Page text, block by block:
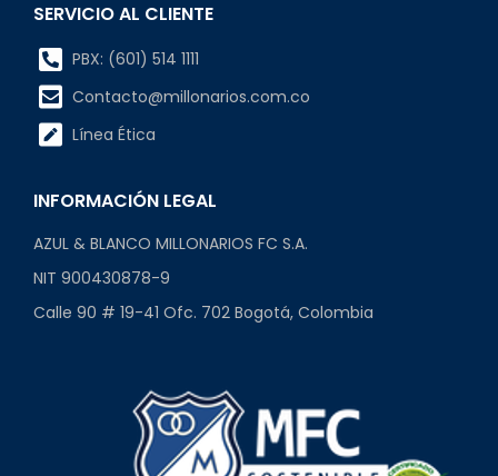
SERVICIO AL CLIENTE
PBX: (601) 514 1111
Contacto@millonarios.com.co
Línea Ética
INFORMACIÓN LEGAL
AZUL & BLANCO MILLONARIOS FC S.A.
NIT 900430878-9
Calle 90 # 19-41 Ofc. 702 Bogotá, Colombia